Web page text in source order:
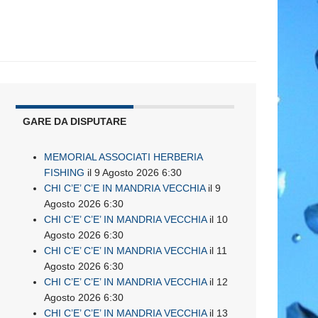
GARE DA DISPUTARE
MEMORIAL ASSOCIATI HERBERIA
FISHING il 9 Agosto 2026 6:30
CHI C’E’ C’E IN MANDRIA VECCHIAil 9
Agosto 2026 6:30
CHI C’E’ C’E’ IN MANDRIA VECCHIAil 10
Agosto 2026 6:30
CHI C’E’ C’E’ IN MANDRIA VECCHIAil 11
Agosto 2026 6:30
CHI C’E’ C’E’ IN MANDRIA VECCHIAil 12
Agosto 2026 6:30
CHI C’E’ C’E’ IN MANDRIA VECCHIAil 13